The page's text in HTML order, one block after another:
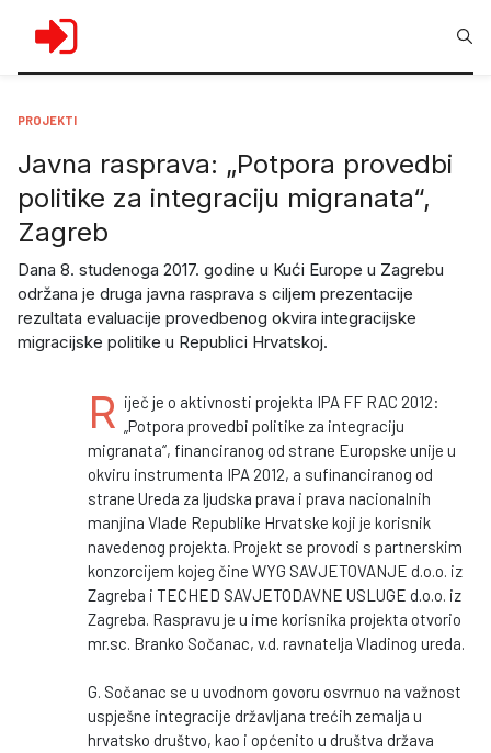
PROJEKTI
Javna rasprava: „Potpora provedbi
politike za integraciju migranata“,
Zagreb
Dana 8. studenoga 2017. godine u Kući Europe u Zagrebu
održana je druga javna rasprava s ciljem prezentacije
rezultata evaluacije provedbenog okvira integracijske
migracijske politike u Republici Hrvatskoj.
R iječ je o aktivnosti projekta IPA FF RAC 2012:
„Potpora provedbi politike za integraciju
migranata“, financiranog od strane Europske unije u
okviru instrumenta IPA 2012, a sufinanciranog od
strane Ureda za ljudska prava i prava nacionalnih
manjina Vlade Republike Hrvatske koji je korisnik
navedenog projekta. Projekt se provodi s partnerskim
konzorcijem kojeg čine WYG SAVJETOVANJE d.o.o. iz
Zagreba i TECHED SAVJETODAVNE USLUGE d.o.o. iz
Zagreba. Raspravu je u ime korisnika projekta otvorio
mr.sc. Branko Sočanac, v.d. ravnatelja Vladinog ureda.
G. Sočanac se u uvodnom govoru osvrnuo na važnost
uspješne integracije državljana trećih zemalja u
hrvatsko društvo, kao i općenito u društva država